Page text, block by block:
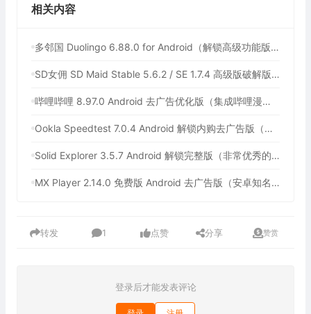
相关内容
多邻国 Duolingo 6.88.0 for Android（解锁高级功能版，最多人使用的外语学习软件）
SD女佣 SD Maid Stable 5.6.2 / SE 1.7.4 高级版破解版（安卓系统清理工具）
哔哩哔哩 8.97.0 Android 去广告优化版（集成哔哩漫游，免费观看中国大陆以外的版权番剧）
Ookla Speedtest 7.0.4 Android 解锁内购去广告版（最佳手机网速测试工具，支持5G测速软件）
Solid Explorer 3.5.7 Android 解锁完整版（非常优秀的安卓文件管理器）
MX Player 2.14.0 免费版 Android 去广告版（安卓知名的多媒体播放器）
转发 1 点赞 分享 赞赏
登录后才能发表评论